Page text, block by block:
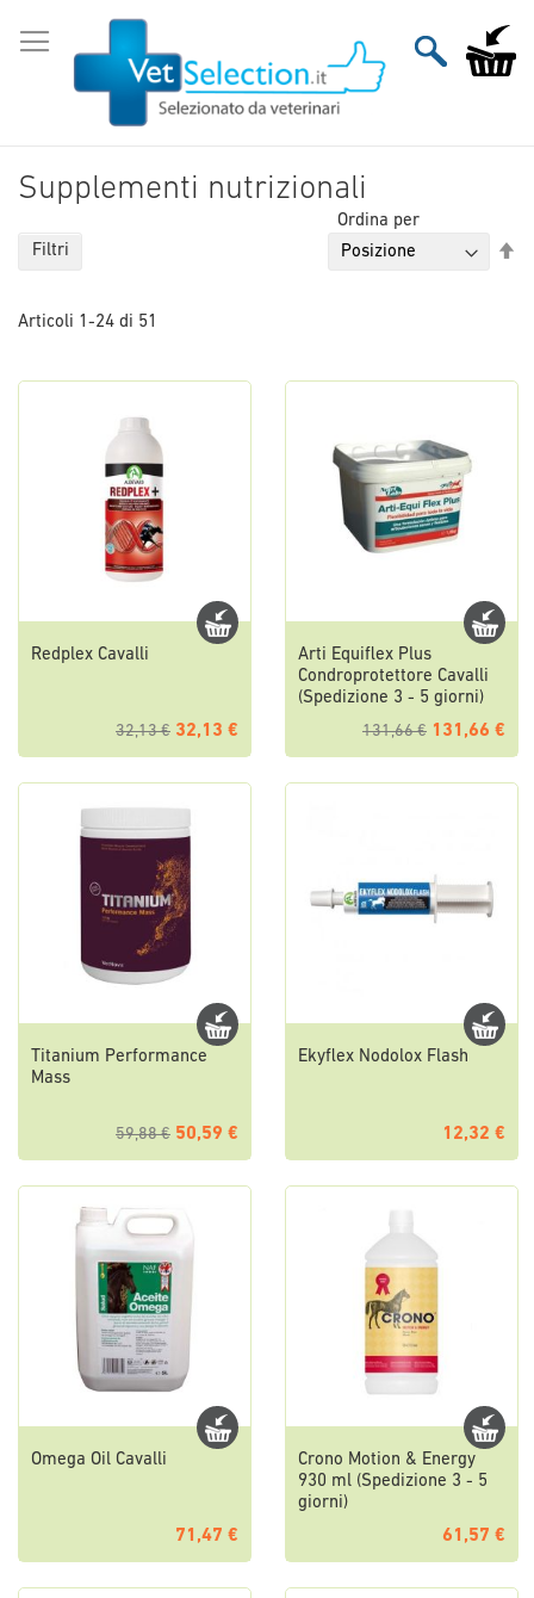
al
contenuto
Carrello
Supplementi nutrizionali
Articoli 1 -24 di 51
Ordina per
Redplex Cavalli
32,13 € 32,13 €
Arti Equiflex Plus
Condroprotettore Cavalli
(Spedizione 3 - 5 giorni)
131,66 € 131,66 €
Titanium Performance
Mass
59,88 € 50,59 €
Ekyflex Nodolox Flash
12,32 €
Omega Oil Cavalli
71,47 €
Crono Motion & Energy
930 ml (Spedizione 3 - 5
giorni)
61,57 €
Filtri